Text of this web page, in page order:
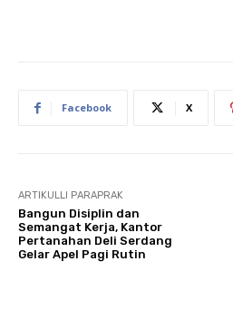
Facebook X
ARTIKULLI PARAPRAK
Bangun Disiplin dan
Semangat Kerja, Kantor
Pertanahan Deli Serdang
Gelar Apel Pagi Rutin